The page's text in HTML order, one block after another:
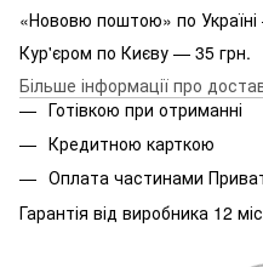
«Нововю поштою» по
Кур'єром по Києву — 35 грн.
Більше інформації про
Готівкою при отриманні
Кредитною карткою
Оплата частинами
Гарантія від виробника 12